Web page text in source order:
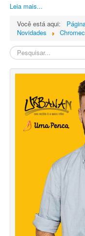
Leia mais...
Você está aqui:
Novidades
Pesquisa
Interna